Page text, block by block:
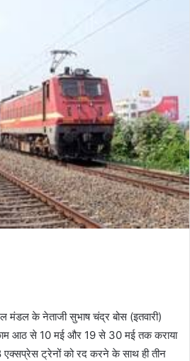
मंडल के नेताजी सुभाष चंद्र बोस (इतवारी)
आठ से 10 मई और 19 से 30 मई तक कराया
ट्रेनों को रद करने के साथ ही तीन